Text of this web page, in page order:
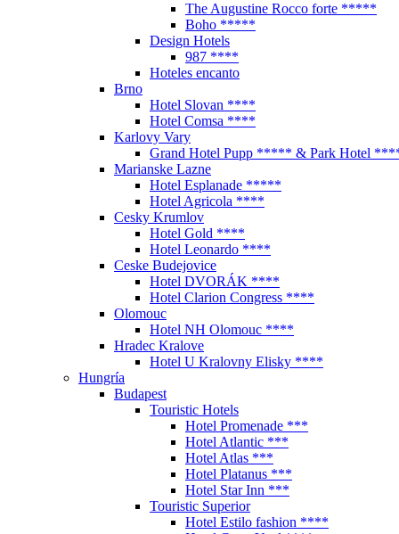
The Augustine Rocco forte *****
Boho *****
Design Hotels
987 ****
Hoteles encanto
Brno
Hotel Slovan ****
Hotel Comsa ****
Karlovy Vary
Grand Hotel Pupp ***** & Park Hotel
Marianske Lazne
Hotel Esplanade *****
Hotel Agricola ****
Cesky Krumlov
Hotel Gold ****
Hotel Leonardo ****
Ceske Budejovice
Hotel DVORÁK ****
Hotel Clarion Congress ****
Olomouc
Hotel NH Olomouc ****
Hradec Kralove
Hotel U Kralovny Elisky ****
Hungría
Budapest
Touristic Hotels
Hotel Promenade ***
Hotel Atlantic ***
Hotel Atlas ***
Hotel Platanus ***
Hotel Star Inn ***
Touristic Superior
Hotel Estilo fashion ****